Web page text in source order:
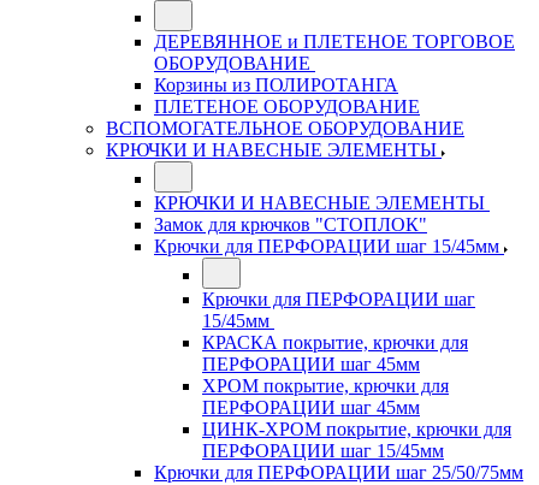
ДЕРЕВЯННОЕ и ПЛЕТЕНОЕ ТОРГОВОЕ
ОБОРУДОВАНИЕ
Корзины из ПОЛИРОТАНГА
ПЛЕТЕНОЕ ОБОРУДОВАНИЕ
ВСПОМОГАТЕЛЬНОЕ ОБОРУДОВАНИЕ
КРЮЧКИ И НАВЕСНЫЕ ЭЛЕМЕНТЫ
КРЮЧКИ И НАВЕСНЫЕ ЭЛЕМЕНТЫ
Замок для крючков "СТОПЛОК"
Крючки для ПЕРФОРАЦИИ шаг 15/45мм
Крючки для ПЕРФОРАЦИИ шаг
15/45мм
КРАСКА покрытие, крючки для
ПЕРФОРАЦИИ шаг 45мм
ХРОМ покрытие, крючки для
ПЕРФОРАЦИИ шаг 45мм
ЦИНК-ХРОМ покрытие, крючки для
ПЕРФОРАЦИИ шаг 15/45мм
Крючки для ПЕРФОРАЦИИ шаг 25/50/75мм